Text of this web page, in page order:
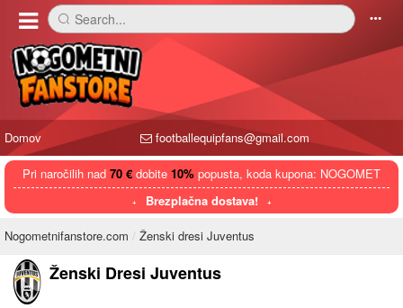
󰅼 Search... 󰄒
Domov footballequipfans@gmail.com
Pri naročilih nad 70 € dobite 10% popusta, koda kupona: NOGOMET
Brezplačna dostava!
Nogometnifanstore.com Ženski dresi Juventus
Ženski Dresi Juventus